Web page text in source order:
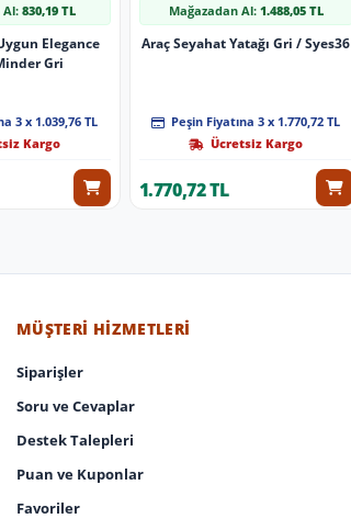
Al: 830,19 TL
Elegance
Gri
3 x 1.039,76 TL
Kargo
Mağazadan Al: 1.488,05 TL
Araç Seyahat Yatağı Gri / Syes36
Peşin Fiyatına 3 x 1.770,72 TL
Ücretsiz Kargo
1.770,72 TL
MÜŞTERI HIZMETLERI
Siparişler
Soru ve Cevaplar
Destek Talepleri
Puan ve Kuponlar
Favoriler